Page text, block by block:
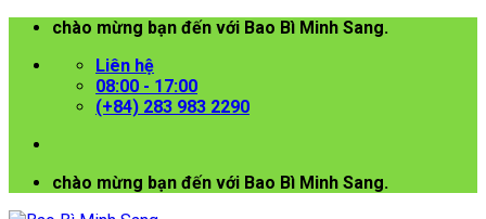
chào mừng bạn đến với Bao Bì Minh Sang.
Liên hệ
08:00 - 17:00
(+84) 283 983 2290
chào mừng bạn đến với Bao Bì Minh Sang.